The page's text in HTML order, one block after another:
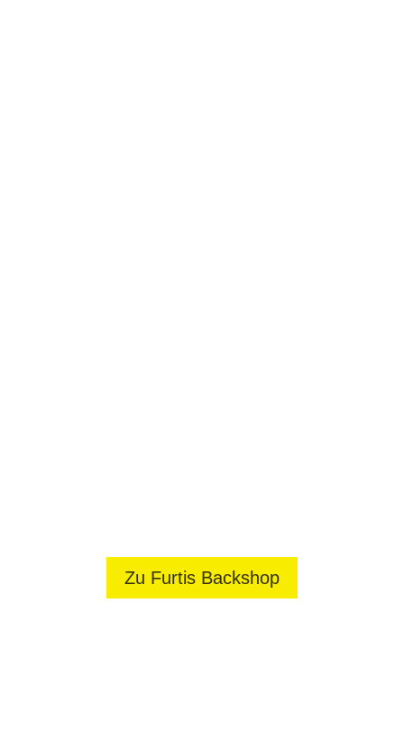
Zu Furtis Backshop